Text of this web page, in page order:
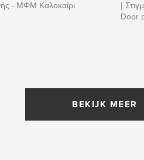
- ΜΦΜ Καλοκαίρι
|
Door
BEKIJK MEER